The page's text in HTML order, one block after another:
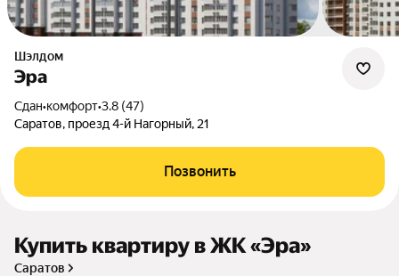
Шэлдом
Эра
Сдан•комфорт•3.8 (47)
Саратов, проезд 4-й Нагорный, 21
Позвонить
Купить квартиру в ЖК «Эра»
Саратов